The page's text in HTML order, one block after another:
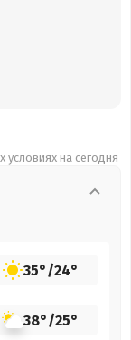
на сегодня
35°/24°
38°/25°